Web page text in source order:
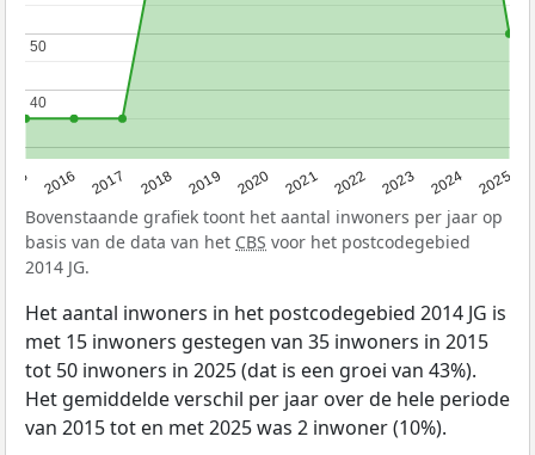
2016 2017 2018 2019 2020 2021 2022 2023 2024 2025
40
40
50
50
Bovenstaande grafiek toont het aantal inwoners per jaar op
basis van de data van het CBS voor het postcodegebied
2014 JG.
Het aantal inwoners in het postcodegebied 2014 JG is
met 15 inwoners gestegen van 35 inwoners in 2015
tot 50 inwoners in 2025 (dat is een groei van 43%).
Het gemiddelde verschil per jaar over de hele periode
van 2015 tot en met 2025 was 2 inwoner (10%).